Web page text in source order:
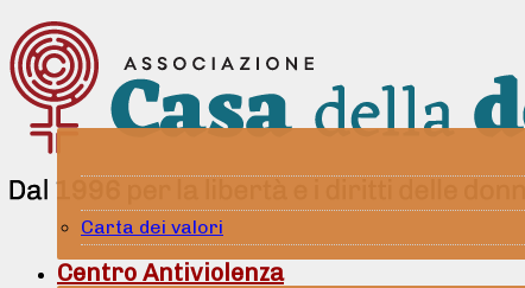
Carta dei valori
Centro Antiviolenza